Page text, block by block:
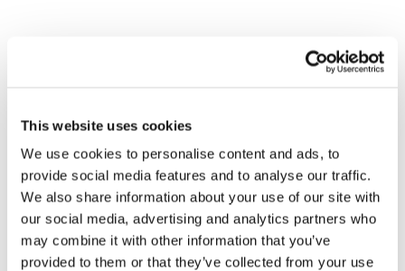
This website uses cookies
We use cookies to personalise content and ads, to
provide social media features and to analyse our traffic.
We also share information about your use of our site with
our social media, advertising and analytics partners who
may combine it with other information that you’ve
provided to them or that they’ve collected from your use